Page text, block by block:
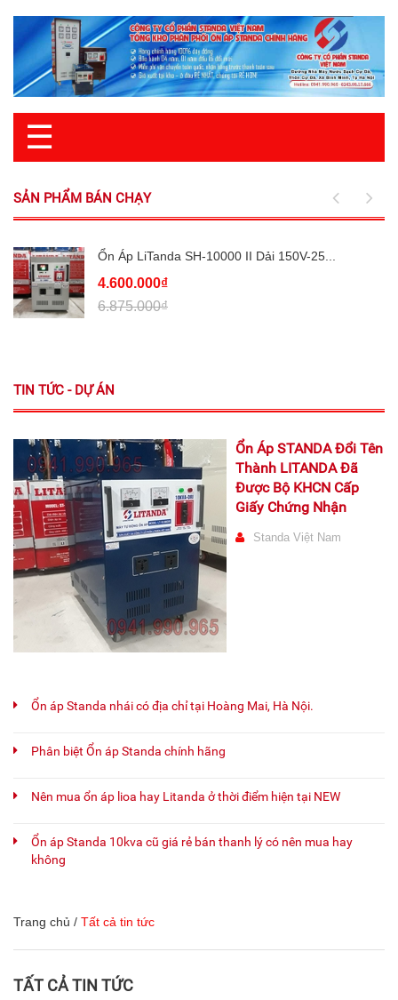
☰
SẢN PHẨM BÁN CHẠY
Ổn Áp LiTanda SH-10000 II Dải 150V-25...
4.600.000₫
6.875.000₫
TIN TỨC - DỰ ÁN
Ổn Áp STANDA Đổi Tên
Thành LITANDA Đã
Được Bộ KHCN Cấp
Giấy Chứng Nhận
Standa Việt Nam
Ổn áp Standa nhái có địa chỉ tại Hoàng Mai, Hà Nội.
Phân biệt Ổn áp Standa chính hãng
Nên mua ổn áp lioa hay Litanda ở thời điểm hiện tại NEW
Ổn áp Standa 10kva cũ giá rẻ bán thanh lý có nên mua hay
không
Trang chủ / Tất cả tin tức
TẤT CẢ TIN TỨC